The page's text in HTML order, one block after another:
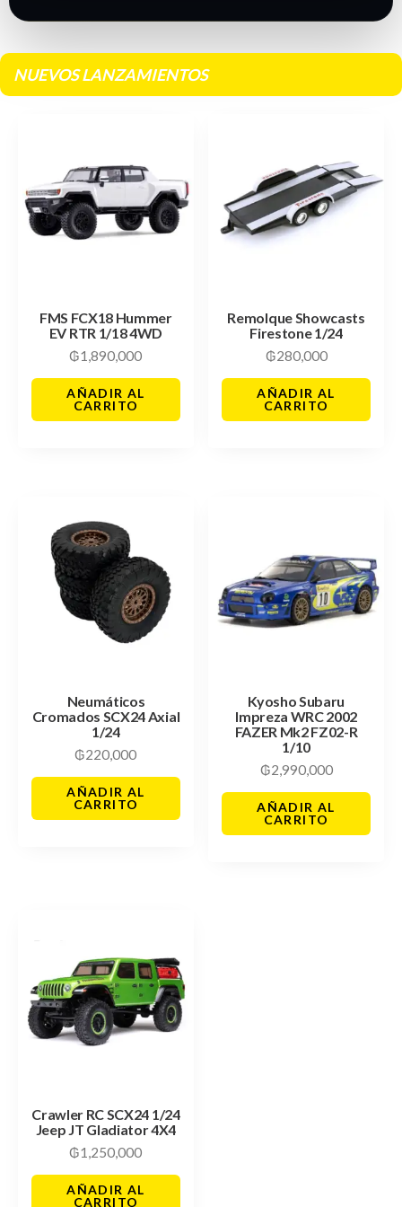
NUEVOS LANZAMIENTOS
FMS FCX18 Hummer
EV RTR 1/18 4WD
₲1,890,000
AÑADIR AL
CARRITO
Remolque Showcasts
Firestone 1/24
₲280,000
AÑADIR AL
CARRITO
Neumáticos
Cromados SCX24 Axial
1/24
₲220,000
AÑADIR AL
CARRITO
Kyosho Subaru
Impreza WRC 2002
FAZER Mk2 FZ02-R
1/10
₲2,990,000
AÑADIR AL
CARRITO
Crawler RC SCX24 1/24
Jeep JT Gladiator 4X4
₲1,250,000
AÑADIR AL
CARRITO